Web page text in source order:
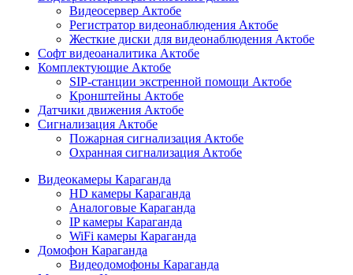
Видеосервер Актобе
Регистратор видеонаблюдения Актобе
Жесткие диски для видеонаблюдения Актобе
Софт видеоаналитика Актобе
Комплектующие Актобе
SIP-станции экстренной помощи Актобе
Кронштейны Актобе
Датчики движения Актобе
Сигнализация Актобе
Пожарная сигнализация Актобе
Охранная сигнализация Актобе
Видеокамеры Караганда
HD камеры Караганда
Аналоговые Караганда
IP камеры Караганда
WiFi камеры Караганда
Домофон Караганда
Видеодомофоны Караганда